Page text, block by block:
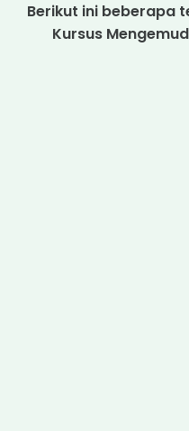
Berikut ini beberapa
Kursus